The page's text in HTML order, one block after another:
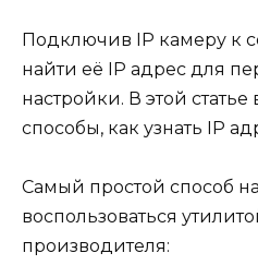
Подключив IP камеру к
найти её IP адрес для
настройки. В этой
способы, как узнать IP
Самый простой способ
воспользоваться
производителя: